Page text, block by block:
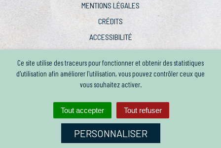
Ce site utilise des traceurs pour fonctionner et obtenir des statistiques
d'utilisation afin améliorer l'utilisation, vous pouvez contrôler ceux que
vous souhaitez activer.
Tout accepter Tout refuser
PERSONNALISER
MENTIONS LÉGALES
CRÉDITS
ACCESSIBILITÉ